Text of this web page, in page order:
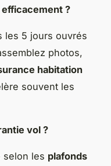
?
les 5 jours ouvrés
photos,
habitation
souvent les
vol ?
selon les plafonds